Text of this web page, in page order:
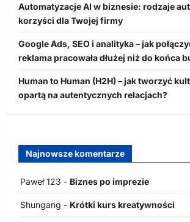
Automatyzacje AI w biznesie: rodzaje
korzyści dla Twojej firmy
Google Ads, SEO i analityka – jak
reklama pracowała dłużej niż do końca
Human to Human (H2H) – jak tworzyć
opartą na autentycznych relacjach?
Najnowsze komentarze
Paweł 123 - Biznes po imprezie
Shungang - Krótki kurs kreatywności